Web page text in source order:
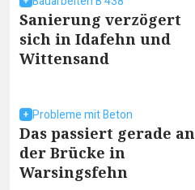
Sanierung verzögert
sich in Idafehn und
Wittensand
Probleme mit Beton
Das passiert gerade an
der Brücke in
Warsingsfehn